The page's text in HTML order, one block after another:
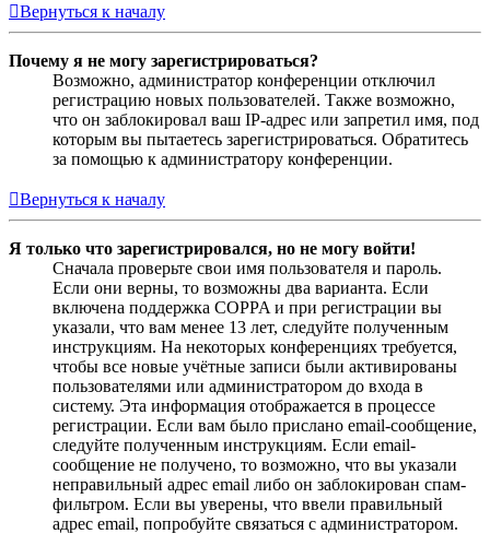
Вернуться к началу
Почему я не могу зарегистрироваться?
Возможно, администратор конференции отключил
регистрацию новых пользователей. Также возможно,
что он заблокировал ваш IP-адрес или запретил имя, под
которым вы пытаетесь зарегистрироваться. Обратитесь
за помощью к администратору конференции.
Вернуться к началу
Я только что зарегистрировался, но не могу войти!
Сначала проверьте свои имя пользователя и пароль.
Если они верны, то возможны два варианта. Если
включена поддержка COPPA и при регистрации вы
указали, что вам менее 13 лет, следуйте полученным
инструкциям. На некоторых конференциях требуется,
чтобы все новые учётные записи были активированы
пользователями или администратором до входа в
систему. Эта информация отображается в процессе
регистрации. Если вам было прислано email-сообщение,
следуйте полученным инструкциям. Если email-
сообщение не получено, то возможно, что вы указали
неправильный адрес email либо он заблокирован спам-
фильтром. Если вы уверены, что ввели правильный
адрес email, попробуйте связаться с администратором.